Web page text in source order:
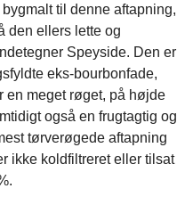
til denne aftapning,
den ellers lette og
Speyside. Den er
eks-bourbonfade,
en meget røget, på højde
også en frugtagtig og
tørverøgede aftapning
ikke koldfiltreret eller tilsat